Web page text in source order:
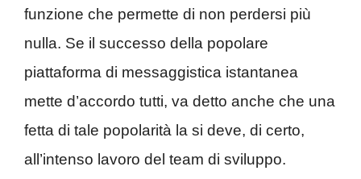
funzione che permette di non perdersi più
nulla. Se il successo della popolare
piattaforma di messaggistica istantanea
mette d’accordo tutti, va detto anche che una
fetta di tale popolarità la si deve, di certo,
all’intenso lavoro del team di sviluppo.